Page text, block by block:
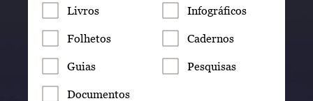
Livros Infográficos
Folhetos Cadernos
Guias Pesquisas
Documentos